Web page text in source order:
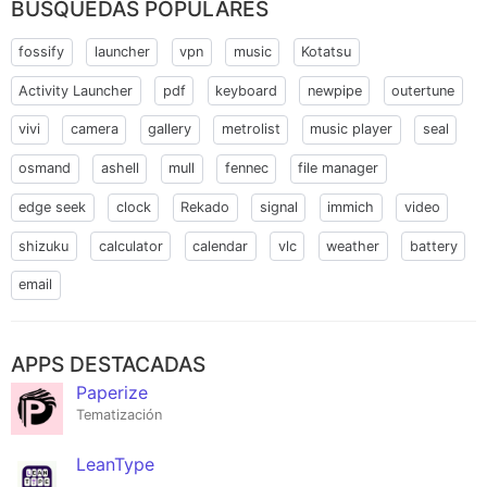
BÚSQUEDAS POPULARES
fossify launcher vpn music Kotatsu
Activity Launcher pdf keyboard newpipe outertune
vivi camera gallery metrolist music player seal
osmand ashell mull fennec file manager
edge seek clock Rekado signal immich video
shizuku calculator calendar vlc weather battery
email
APPS DESTACADAS
Paperize
Tematización
LeanType